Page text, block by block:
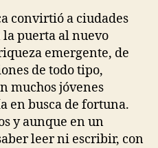
convirtió a ciudades
la puerta al nuevo
emergente, de
de todo tipo,
muchos jóvenes
en busca de fortuna.
y aunque en un
leer ni escribir, con